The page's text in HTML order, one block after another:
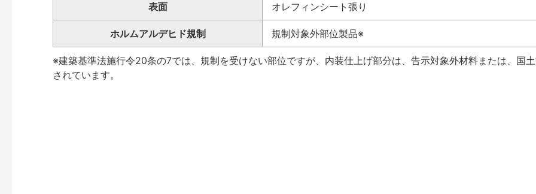
表面 オレフィンシート張り
ホルムアルデヒド規制 規制対象外部位製品※
※建築基準法施行令20条の7では、規制を受けない部位ですが、内装仕上げ部分は、告示対象外材料または
されています。